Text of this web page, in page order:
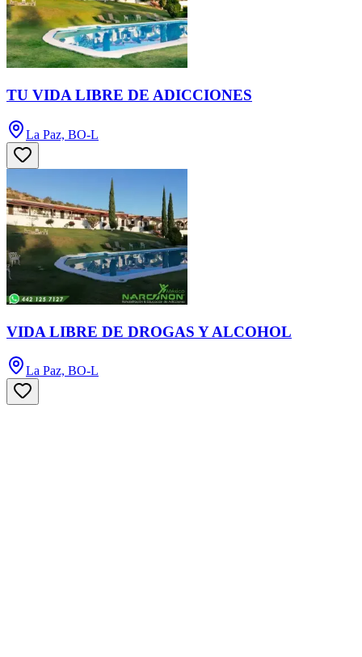
TU VIDA LIBRE DE ADICCIONES
La Paz, BO-L
VIDA LIBRE DE DROGAS Y ALCOHOL
La Paz, BO-L